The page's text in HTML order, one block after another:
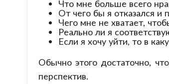
Что мне больше всего
От чего бы я отказался и
Чего мне не хватает,
Реально ли я
Если я хочу уйти, то в
Обычно этого достаточно,
перспектив.